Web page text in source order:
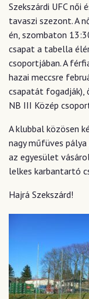
Szekszárdi UFC női
tavaszi szezont. A
én, szombaton
csapat a tabella
csoportjában. A
hazai meccsre
csapatát fogadják),
NB III Közép
A klubbal közösen
nagy műfüves
az egyesület
lelkes karbantartó
Hajrá Szekszárd!